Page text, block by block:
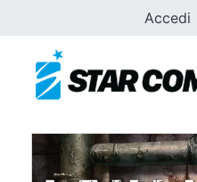
Accedi